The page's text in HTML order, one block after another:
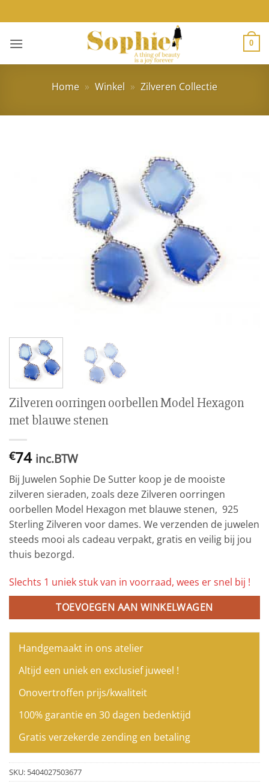
naar
inhoud
0
Home » Winkel » Zilveren Collectie
Zilveren oorringen oorbellen Model Hexagon
met blauwe stenen
€74 inc.BTW
Bij Juwelen Sophie De Sutter koop je de mooiste
zilveren sieraden, zoals deze Zilveren oorringen
oorbellen Model Hexagon met blauwe stenen, 925
Sterling Zilveren voor dames. We verzenden de juwelen
steeds mooi als cadeau verpakt, gratis en veilig bij jou
thuis bezorgd.
Slechts 1 uniek stuk van in voorraad, wees er snel bij !
TOEVOEGEN AAN WINKELWAGEN
Handgemaakt in ons atelier
Altijd een uniek en exclusief juweel !
Onovertroffen prijs/kwaliteit
100% garantie en 30 dagen bedenktijd
Gratis verzekerde zending en betaling
SKU: 5404027503677